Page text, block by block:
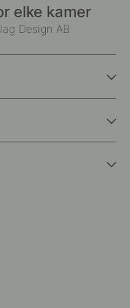
elke kamer
Design AB